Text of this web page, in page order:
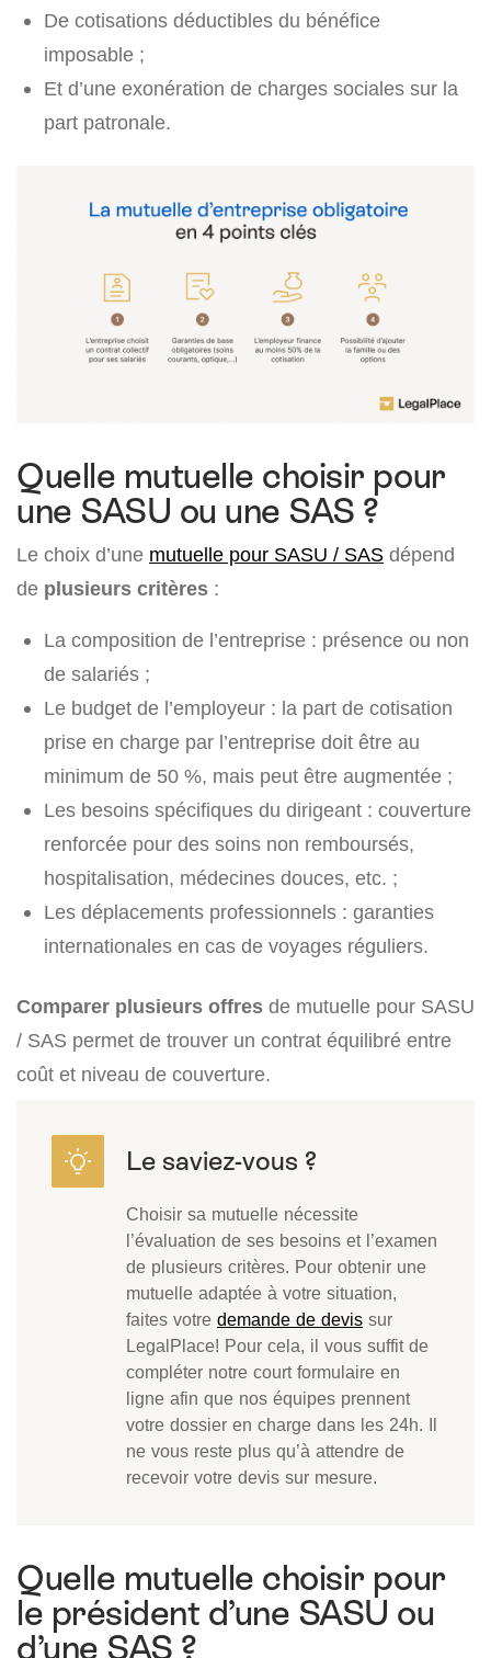
De cotisations déductibles du bénéfice
imposable ;
Et d’une exonération de charges sociales sur la
part patronale.
Quelle mutuelle choisir pour
une SASU ou une SAS ?
Le choix d’une mutuelle pour SASU / SAS dépend
de plusieurs critères :
La composition de l’entreprise : présence ou non
de salariés ;
Le budget de l’employeur : la part de cotisation
prise en charge par l’entreprise doit être au
minimum de 50 %, mais peut être augmentée ;
Les besoins spécifiques du dirigeant : couverture
renforcée pour des soins non remboursés,
hospitalisation, médecines douces, etc. ;
Les déplacements professionnels : garanties
internationales en cas de voyages réguliers.
Comparer plusieurs offres de mutuelle pour SASU
/ SAS permet de trouver un contrat équilibré entre
coût et niveau de couverture.
Choisir sa mutuelle nécessite
l’évaluation de ses besoins et l’examen
de plusieurs critères. Pour obtenir une
mutuelle adaptée à votre situation,
faites votre demande de devis sur
LegalPlace! Pour cela, il vous suffit de
compléter notre court formulaire en
ligne afin que nos équipes prennent
votre dossier en charge dans les 24h. Il
ne vous reste plus qu’à attendre de
recevoir votre devis sur mesure.
Quelle mutuelle choisir pour
le président d’une SASU ou
d’une SAS ?